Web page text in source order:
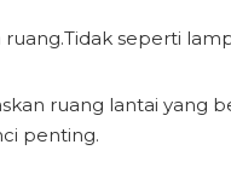
seperti
ruang lantai yang
penting.